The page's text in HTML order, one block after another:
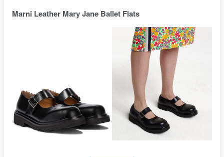
Marni Leather Mary Jane Ballet Flats